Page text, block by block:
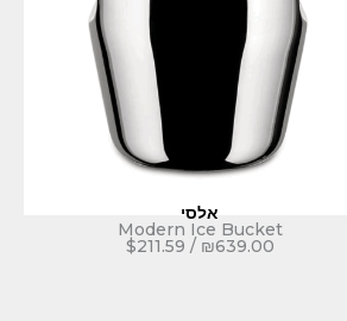
אלסי
Modern Ice Bucket
₪639.00
/
$211.59